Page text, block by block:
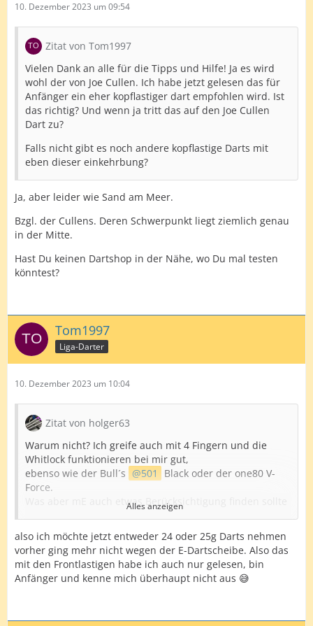
10. Dezember 2023 um 09:54
Zitat von Tom1997
Vielen Dank an alle für die Tipps und Hilfe! Ja es wird
wohl der von Joe Cullen. Ich habe jetzt gelesen das für
Anfänger ein eher kopflastiger dart empfohlen wird. Ist
das richtig? Und wenn ja tritt das auf den Joe Cullen
Dart zu?
Falls nicht gibt es noch andere kopflastige Darts mit
eben dieser einkehrbung?
Ja, aber leider wie Sand am Meer.
Bzgl. der Cullens. Deren Schwerpunkt liegt ziemlich genau
in der Mitte.
Hast Du keinen Dartshop in der Nähe, wo Du mal testen
könntest?
Tom1997
Liga-Darter
10. Dezember 2023 um 10:04
Zitat von holger63
Warum nicht? Ich greife auch mit 4 Fingern und die
Whitlock funktionieren bei mir gut,
ebenso wie der Bull´s
501
Black oder der one80 V-
Force.
Was aber mE auch etwas Berücksichtigung finden sollte
ich bisher noch nicht in den Fingern hatte, vom Grip her
reichlich giftig aussieht.
Bei 4 Fingern sehe ich den Vorteil dass ICH mit dem
Ringfinger immer am Übergang Barrel-Spitze
Alles anzeigen
also ich möchte jetzt entweder 24 oder 25g Darts nehmen
vorher ging mehr nicht wegen der E-Dartscheibe. Also das
mit den Frontlastigen habe ich auch nur gelesen, bin
Anfänger und kenne mich überhaupt nicht aus 😅